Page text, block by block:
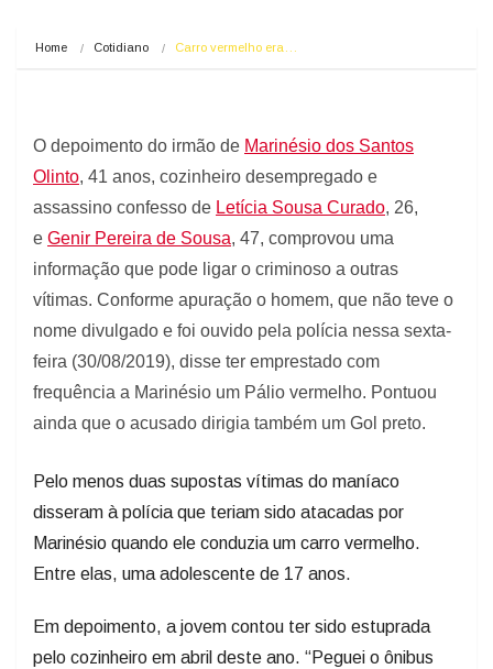
Home Cotidiano Carro vermelho era…
O depoimento do irmão de Marinésio dos Santos
Olinto, 41 anos, cozinheiro desempregado e
assassino confesso de Letícia Sousa Curado, 26,
e Genir Pereira de Sousa, 47, comprovou uma
informação que pode ligar o criminoso a outras
vítimas. Conforme apuração o homem, que não teve o
nome divulgado e foi ouvido pela polícia nessa sexta-
feira (30/08/2019), disse ter emprestado com
frequência a Marinésio um Pálio vermelho. Pontuou
ainda que o acusado dirigia também um Gol preto.
Pelo menos duas supostas vítimas do maníaco
disseram à polícia que teriam sido atacadas por
Marinésio quando ele conduzia um carro vermelho.
Entre elas, uma adolescente de 17 anos.
Em depoimento, a jovem contou ter sido estuprada
pelo cozinheiro em abril deste ano. “Peguei o ônibus